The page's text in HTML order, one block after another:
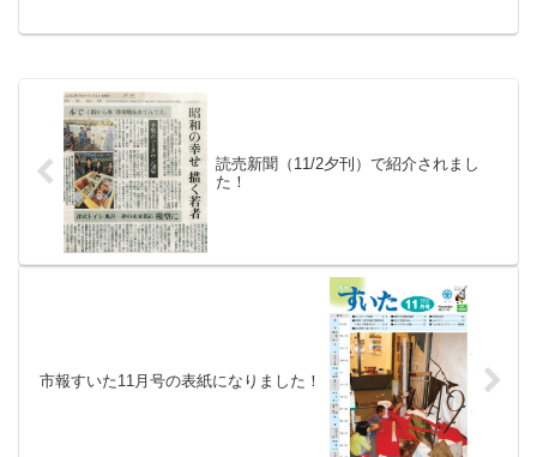
読売新聞（11/2夕刊）で紹介されまし
た！
市報すいた11月号の表紙になりました！